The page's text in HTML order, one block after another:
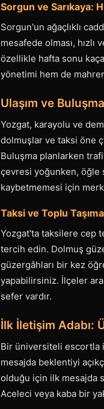
Sorgun ve Sarıkaya:
Sorgun'un ağaçlıklı
mesafede olması, hızlı
özellikle hafta sonu
yönetimi hem de
Ulaşım ve
Yozgat, karayolu ve
dolmuşlar ve taksi öne
Buluşma planlarken
çevresi yoğunken, öğle
kaybetmemesi için
Taksi ve Toplu
Yozgat'ta taksilere cep
tercih edin. Dolmuş
güzergâhları bir kez
yapabilirsiniz. İlçeler
sefer vardır.
İlk İletişim Adabı:
Bir üniversiteli escortla
mesajda beklentiyi
olduğu için ilk mesajda
Aceleci veya kaba bir